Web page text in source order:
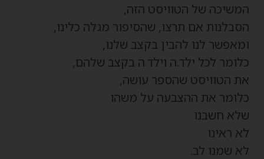
של הטוויסט הזה,
אם תרצו, שהסיפור מגלה כלינו,
לנו להבין בקצב שלנו,
לכל ילד.ה וילד.ה בקצב שלהם,
הטוויסט שהספר עושה,
את ההצבעה על משהו
חשבנו
ראינו
שמנו לב.